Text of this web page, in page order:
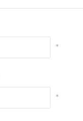
*
*